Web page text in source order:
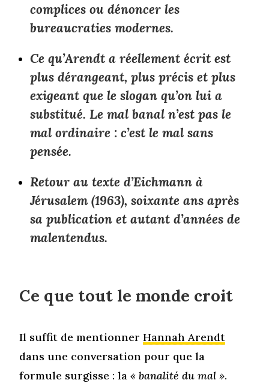
complices ou dénoncer les
bureaucraties modernes.
Ce qu’Arendt a réellement écrit est
plus dérangeant, plus précis et plus
exigeant que le slogan qu’on lui a
substitué. Le mal banal n’est pas le
mal ordinaire : c’est le mal sans
pensée.
Retour au texte d’Eichmann à
Jérusalem(1963), soixante ans après
sa publication et autant d’années de
malentendus.
Ce que tout le monde croit
Il suffit de mentionnerHannah Arendt
dans une conversation pour que la
formule surgisse : la« banalité du mal ».